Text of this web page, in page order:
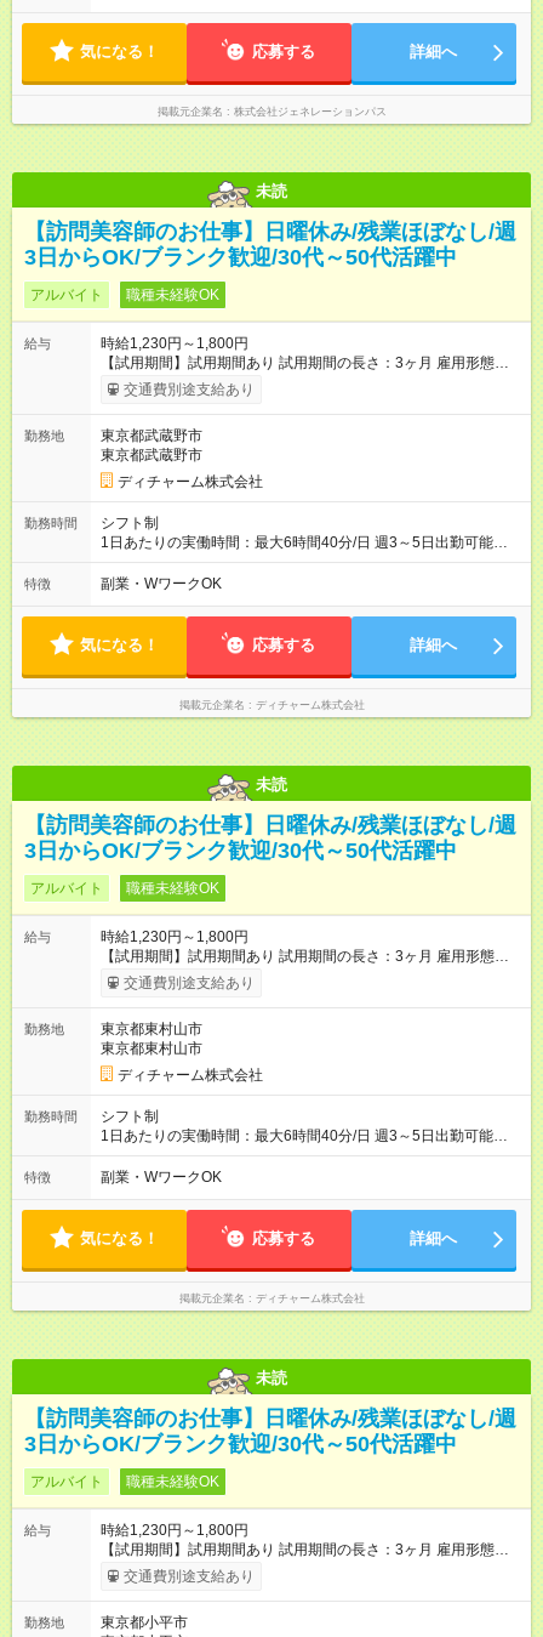
気になる！ 応募する 詳細へ
掲載元企業名 株式会社ジェネレーションパス
未読
【訪問美容師のお仕事】日曜休み/残業ほぼなし/週
3日からOK/ブランク歓迎/30代～50代活躍中
アルバイト 職種未経験OK
給与
時給1,230円～1,800円
【試用期間】試用期間あり 試用期間の長さ：3ヶ月 雇用形態、
給与は本採用時と同じです。
交通費別途支給あり
勤務地
東京都武蔵野市
東京都武蔵野市
ディチャーム株式会社
勤務時間
シフト制
1日あたりの実働時間：最大6時間40分/日 週3～5日出勤可能な
方 （シフト例） 9:00～16:40（休憩1時間含む） ご希望に合わせ
て勤務終了時間はご相談可能です ※勤務地により多少の前後
特徴 副業・WワークOK
気になる！ 応募する 詳細へ
掲載元企業名 ディチャーム株式会社
未読
【訪問美容師のお仕事】日曜休み/残業ほぼなし/週
3日からOK/ブランク歓迎/30代～50代活躍中
アルバイト 職種未経験OK
給与
時給1,230円～1,800円
【試用期間】試用期間あり 試用期間の長さ：3ヶ月 雇用形態、
給与は本採用時と同じです。
交通費別途支給あり
勤務地
東京都東村山市
東京都東村山市
ディチャーム株式会社
勤務時間
シフト制
1日あたりの実働時間：最大6時間40分/日 週3～5日出勤可能な
方 （シフト例） 9:00～16:40（休憩1時間含む） ご希望に合わせ
て勤務終了時間はご相談可能です ※勤務地により多少の前後
特徴 副業・WワークOK
気になる！ 応募する 詳細へ
掲載元企業名 ディチャーム株式会社
未読
【訪問美容師のお仕事】日曜休み/残業ほぼなし/週
3日からOK/ブランク歓迎/30代～50代活躍中
アルバイト 職種未経験OK
給与
時給1,230円～1,800円
【試用期間】試用期間あり 試用期間の長さ：3ヶ月 雇用形態、
給与は本採用時と同じです。
交通費別途支給あり
勤務地
東京都小平市